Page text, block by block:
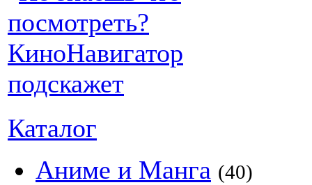
Каталог
Аниме и Манга (40)